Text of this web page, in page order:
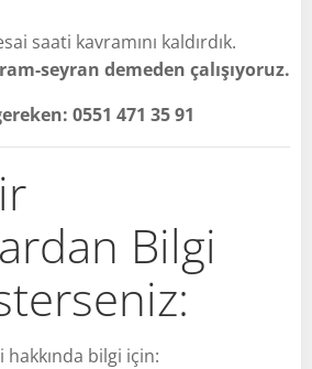
saati kavramını kaldırdık.
seyran demeden çalışıyoruz.
0551 471 35 91
Bilgi
bilgi için: